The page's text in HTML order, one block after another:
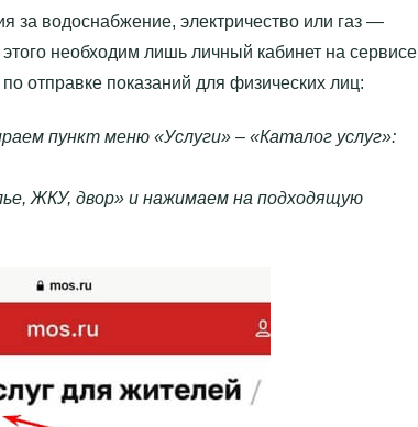
за водоснабжение, электричество или газ —
необходим лишь личный кабинет на сервисе
отправке показаний для физических лиц:
пункт меню «Услуги» – «Каталог услуг»:
ЖКУ, двор» и нажимаем на подходящую